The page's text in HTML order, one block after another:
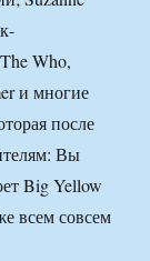
Who,
и многие
после
Вы
Big Yellow
всем совсем